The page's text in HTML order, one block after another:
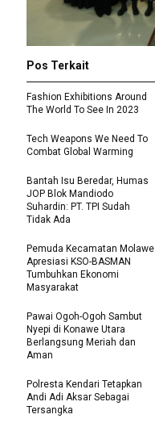
Pos Terkait
Fashion Exhibitions Around
The World To See In 2023
Tech Weapons We Need To
Combat Global Warming
Bantah Isu Beredar, Humas
JOP Blok Mandiodo
Suhardin: PT. TPI Sudah
Tidak Ada
Pemuda Kecamatan Molawe
Apresiasi KSO-BASMAN
Tumbuhkan Ekonomi
Masyarakat
Pawai Ogoh-Ogoh Sambut
Nyepi di Konawe Utara
Berlangsung Meriah dan
Aman
Polresta Kendari Tetapkan
Andi Adi Aksar Sebagai
Tersangka